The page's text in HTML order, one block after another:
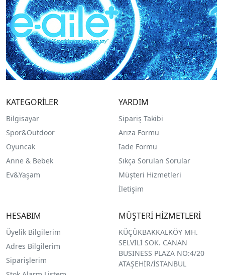
KATEGORİLER
Bilgisayar
Spor&Outdoor
Oyuncak
Anne & Bebek
Ev&Yaşam
YARDIM
Sipariş Takibi
Arıza Formu
İade Formu
Sıkça Sorulan Sorular
Müşteri Hizmetleri
İletişim
HESABIM
Üyelik Bilgilerim
Adres Bilgilerim
Siparişlerim
MÜŞTERİ HİZMETLERİ
KÜÇÜKBAKKALKÖY MH.
SELVİLİ SOK. CANAN
BUSINESS PLAZA NO:4/20
ATAŞEHİR/İSTANBUL